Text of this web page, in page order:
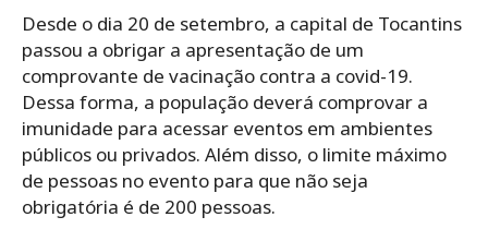
Desde o dia 20 de setembro, a capital de Tocantins
passou a obrigar a apresentação de um
comprovante de vacinação contra a covid-19.
Dessa forma, a população deverá comprovar a
imunidade para acessar eventos em ambientes
públicos ou privados. Além disso, o limite máximo
de pessoas no evento para que não seja
obrigatória é de 200 pessoas.